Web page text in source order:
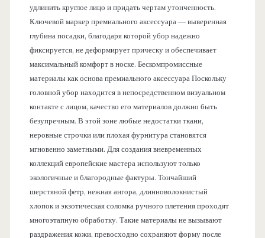
удлинить круглое лицо и придать чертам утонченность.
Ключевой маркер премиального аксессуара — выверенная
глубина посадки, благодаря которой убор надежно
фиксируется, не деформирует прическу и обеспечивает
максимальный комфорт в носке. Бескомпромиссные
материалы как основа премиального аксессуара Поскольку
головной убор находится в непосредственном визуальном
контакте с лицом, качество его материалов должно быть
безупречным. В этой зоне любые недостатки ткани,
неровные строчки или плохая фурнитура становятся
мгновенно заметными. Для создания вневременных
коллекций европейские мастера используют только
экологичные и благородные фактуры. Тончайший
шерстяной фетр, нежная ангора, длинноволокнистый
хлопок и экзотическая соломка ручного плетения проходят
многоэтапную обработку. Такие материалы не вызывают
раздражения кожи, превосходно сохраняют форму после